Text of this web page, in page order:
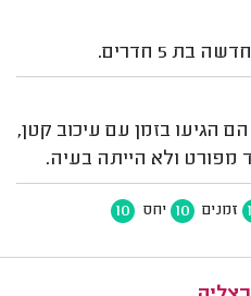
בת 5 חדרים.
הגיעו בזמן עם עיכוב קטן,
מפורט ולא הייתה בעיה.
זמנים 10 יחס 10